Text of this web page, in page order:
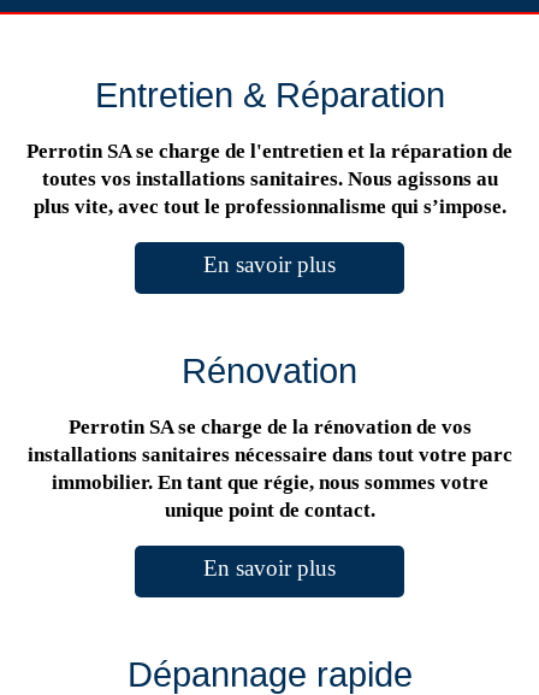
Entretien & Réparation
Perrotin SA se charge de l'entretien et la réparation de
toutes vos installations sanitaires. Nous agissons au
plus vite, avec tout le professionnalisme qui s’impose.
En savoir plus
Rénovation
Perrotin SA se charge de la rénovation de vos
installations sanitaires nécessaire dans tout votre parc
immobilier. En tant que régie, nous sommes votre
unique point de contact.
En savoir plus
Dépannage rapide